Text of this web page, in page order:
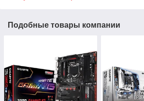
Подобные товары компании